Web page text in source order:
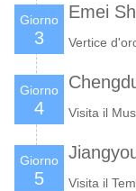
Giorno
3
Emei
Vertice
Giorno
4 Visita il
Giorno
5 Visita il